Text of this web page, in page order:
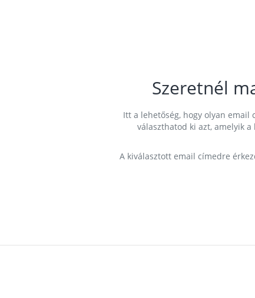
Szeretnél
Itt a lehetőség, hogy olyan
választhatod ki azt, amelyik
A kiválasztott email címedre